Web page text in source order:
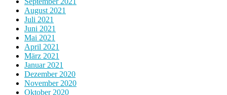
August 2021
Juli 2021
Juni 2021
Mai 2021
April 2021
März 2021
Januar 2021
Dezember 2020
November 2020
Oktober 2020